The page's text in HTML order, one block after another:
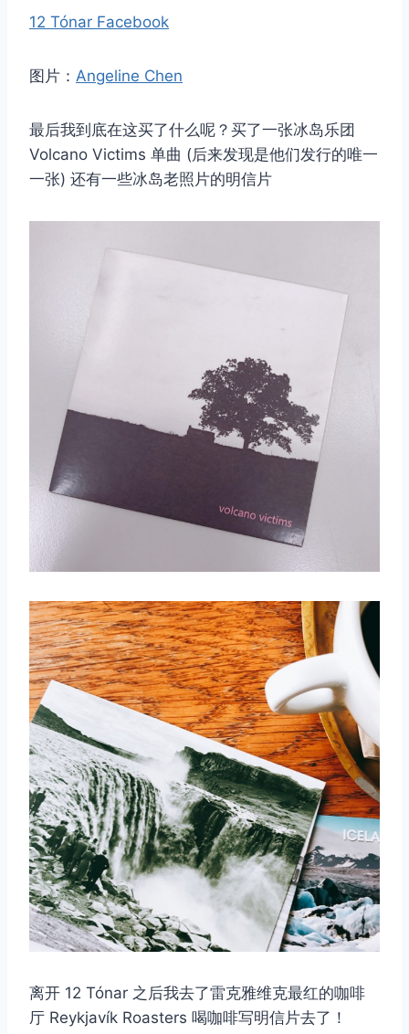
12 Tónar Facebook
图片： Angeline Chen
最后我到底在这买了什么呢？买了一张冰岛乐团
Volcano Victims 单曲 (后来发现是他们发行的唯一
一张) 还有一些冰岛老照片的明信片
离开 12 Tónar 之后我去了雷克雅维克最红的咖啡
厅 Reykjavík Roasters 喝咖啡写明信片去了！